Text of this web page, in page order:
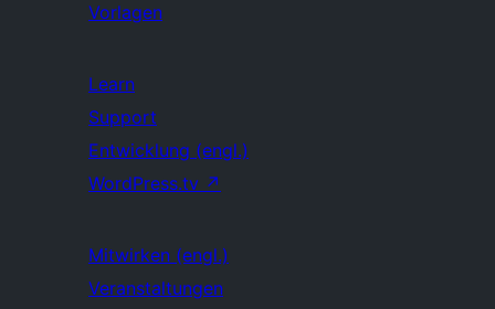
Vorlagen
Learn
Support
Entwicklung (engl.)
WordPress.tv ↗
Mitwirken (engl.)
Veranstaltungen